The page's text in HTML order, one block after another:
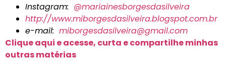
Instagram: @mariainesborgesdasilveira
http://www.miborgesdasilveira.blogspot.com.br
e-mail: miborgesdasilveira@gmail.com
Clique aqui e acesse, curta e compartilhe minhas
outras matérias